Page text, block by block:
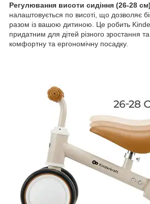
Регулювання висоти сидіння (26-28 см)
налаштовується по висоті, що дозволяє
разом із вашою дитиною. Це робить
придатним для дітей різного зростання
комфортну та ергономічну посадку.